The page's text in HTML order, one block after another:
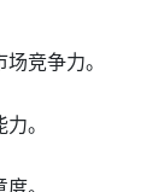
竞争力。
。